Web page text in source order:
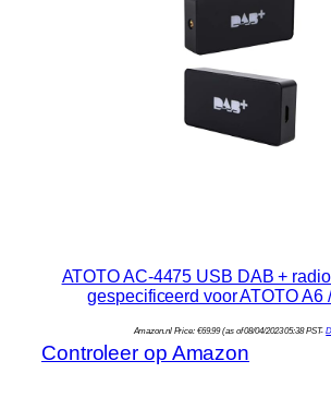
ATOTO AC-4475 USB DAB +
gespecificeerd voor ATOTO A6
Amazon.nl Price: €69.99(as of 08/04/2023 05:38 PST-
Controleer op Amazon